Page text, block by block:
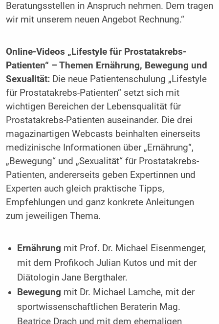
Beratungsstellen in Anspruch nehmen. Dem tragen
wir mit unserem neuen Angebot Rechnung.“
Online-Videos „Lifestyle für Prostatakrebs-
Patienten“ – Themen Ernährung, Bewegung und
Sexualität:Die neue Patientenschulung „Lifestyle
für Prostata­krebs-Patienten“ setzt sich mit
wichtigen Bereichen der Lebensqualität für
Prostatakrebs-Patienten auseinander. Die drei
magazinartigen Webcasts beinhalten einerseits
medizinische Informationen über „Ernährung“,
„Bewegung“ und „Sexualität“ für Prostatakrebs-
Patienten, andererseits geben Expertinnen und
Experten auch gleich praktische Tipps,
Empfehlungen und ganz konkrete Anleitungen
zum jeweiligen Thema.
Ernährung mit Prof. Dr. Michael Eisenmenger,
mit dem Profikoch Julian Kutos und mit der
Diätologin Jane Bergthaler.
Bewegung mit Dr. Michael Lamche, mit der
sportwissenschaftlichen Beraterin Mag.
Beatrice Drach und mit dem ehemaligen